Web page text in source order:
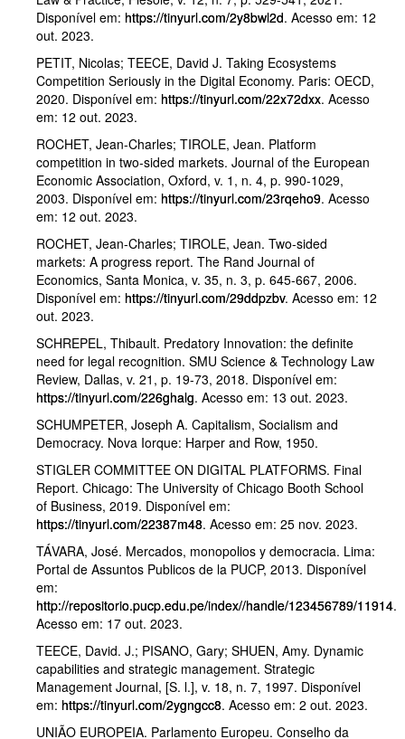
Disponível em: https://tinyurl.com/2y8bwl2d. Acesso em: 12
out. 2023.
PETIT, Nicolas; TEECE, David J. Taking Ecosystems
Competition Seriously in the Digital Economy. Paris: OECD,
2020. Disponível em: https://tinyurl.com/22x72dxx. Acesso
em: 12 out. 2023.
ROCHET, Jean-Charles; TIROLE, Jean. Platform
competition in two-sided markets. Journal of the European
Economic Association, Oxford, v. 1, n. 4, p. 990-1029,
2003. Disponível em: https://tinyurl.com/23rqeho9. Acesso
em: 12 out. 2023.
ROCHET, Jean-Charles; TIROLE, Jean. Two-sided
markets: A progress report. The Rand Journal of
Economics, Santa Monica, v. 35, n. 3, p. 645-667, 2006.
Disponível em: https://tinyurl.com/29ddpzbv. Acesso em: 12
out. 2023.
SCHREPEL, Thibault. Predatory Innovation: the definite
need for legal recognition. SMU Science & Technology Law
Review, Dallas, v. 21, p. 19-73, 2018. Disponível em:
https://tinyurl.com/226ghalg. Acesso em: 13 out. 2023.
SCHUMPETER, Joseph A. Capitalism, Socialism and
Democracy. Nova Iorque: Harper and Row, 1950.
STIGLER COMMITTEE ON DIGITAL PLATFORMS. Final
Report. Chicago: The University of Chicago Booth School
of Business, 2019. Disponível em:
https://tinyurl.com/22387m48. Acesso em: 25 nov. 2023.
TÁVARA, José. Mercados, monopolios y democracia. Lima:
Portal de Assuntos Publicos de la PUCP, 2013. Disponível
em:
http://repositorio.pucp.edu.pe/index//handle/123456789/11914.
Acesso em: 17 out. 2023.
TEECE, David. J.; PISANO, Gary; SHUEN, Amy. Dynamic
capabilities and strategic management. Strategic
Management Journal, [S. l.], v. 18, n. 7, 1997. Disponível
em: https://tinyurl.com/2ygngcc8. Acesso em: 2 out. 2023.
UNIÃO EUROPEIA. Parlamento Europeu. Conselho da